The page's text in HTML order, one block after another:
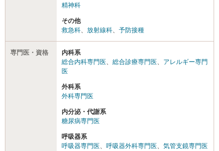
精神科
その他
救急科
放射線科 予防接種
専門医・資格
内科系
総合内科専門医
総合診療専門医
アレルギー専門
医
外科系
外科専門医
内分泌・代謝系
糖尿病専門医
呼吸器系
呼吸器専門医
呼吸器外科専門医 気管支鏡専門医